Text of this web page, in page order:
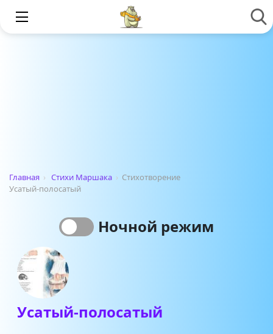
Главная › Стихи Маршака › Стихотворение
Усатый-полосатый
Ночной режим
Усатый-полосатый